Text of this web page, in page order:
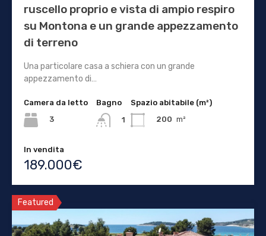
ruscello proprio e vista di ampio respiro
su Montona e un grande appezzamento
di terreno
Una particolare casa a schiera con un grande
appezzamento di…
Camera da letto
3
Bagno
1
Spazio abitabile (m²)
200 m²
In vendita
189.000€
Featured